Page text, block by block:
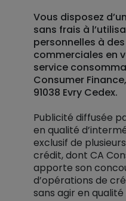
Vous disposez
sans frais à
personnelles à
commerciales en
service
Consumer
91038 Evry Cedex.
Publicité diffusée
en qualité
exclusif de
crédit, dont CA
apporte son
d’opérations de
sans agir en